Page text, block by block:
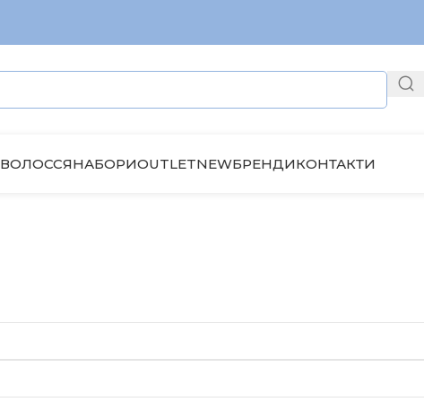
ВОЛОССЯНАБОРИOUTLETNEWБРЕНДИКОНТАКТИ